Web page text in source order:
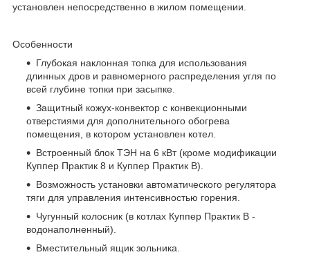
установлен непосредственно в жилом помещении.
Особенности
Глубокая наклонная топка для использования
длинных дров и равномерного распределения угля по
всей глубине топки при засыпке.
Защитный кожух-конвектор с конвекционными
отверстиями для дополнительного обогрева
помещения, в котором установлен котел.
Встроенный блок ТЭН на 6 кВт (кроме модификации
Куппер Практик 8 и Куппер Практик В).
Возможность установки автоматического регулятора
тяги для управления интенсивностью горения.
Чугунный колосник (в котлах Куппер Практик В -
водонаполненный).
Вместительный ящик зольника.